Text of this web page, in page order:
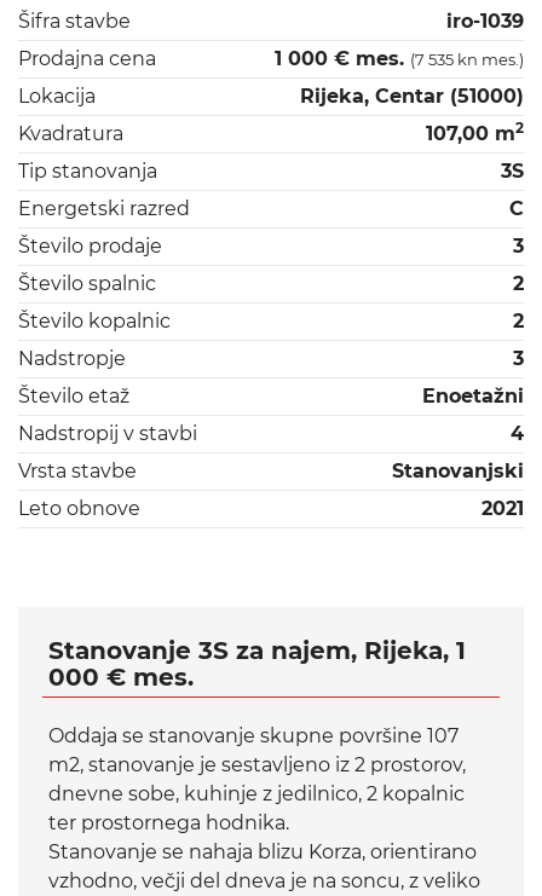
Šifra stavbe
iro-1039
Prodajna cena
1 000 € mes. (7 535 kn mes.)
Lokacija
Rijeka, Centar (51000)
Kvadratura
107,00 m2
Tip stanovanja
3S
Energetski razred
C
Število prodaje
3
Število spalnic
2
Število kopalnic
2
Nadstropje
3
Število etaž
Enoetažni
Nadstropij v stavbi
4
Vrsta stavbe
Stanovanjski
Leto obnove
2021
Stanovanje 3S za najem, Rijeka, 1
000 € mes.
Oddaja se stanovanje skupne površine 107
m2, stanovanje je sestavljeno iz 2 prostorov,
dnevne sobe, kuhinje z jedilnico, 2 kopalnic
ter prostornega hodnika.
Stanovanje se nahaja blizu Korza, orientirano
vzhodno, večji del dneva je na soncu, z veliko